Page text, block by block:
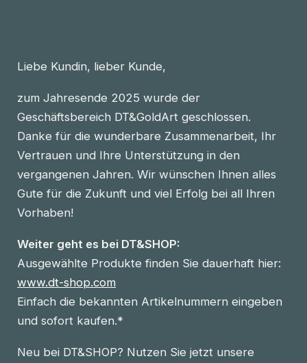
Liebe Kundin, lieber Kunde,
zum Jahresende 2025 wurde der
Geschäftsbereich DT&GoldArt geschlossen.
Danke für die wunderbare Zusammenarbeit, Ihr
Vertrauen und Ihre Unterstützung in den
vergangenen Jahren. Wir wünschen Ihnen alles
Gute für die Zukunft und viel Erfolg bei all Ihren
Vorhaben!
Weiter geht es bei DT&SHOP:
Ausgewählte Produkte finden Sie dauerhaft hier:
www.dt-shop.com
Einfach die bekannten Artikelnummern eingeben
und sofort kaufen.*
Neu bei DT&SHOP? Nutzen Sie jetzt unsere